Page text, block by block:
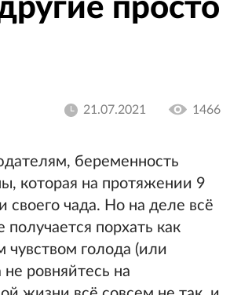
просто
21.07.2021 1466
беременность
которая на протяжении 9
своего чада. Но на деле всё
порхать как
чувством голода (или
ровняйтесь на